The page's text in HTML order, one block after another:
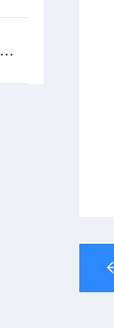
快速内切酶对质粒DNA酶切效率的影响因素